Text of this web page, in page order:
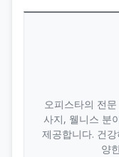
오피스타의 전
사지, 웰니스 분
제공합니다. 건
양